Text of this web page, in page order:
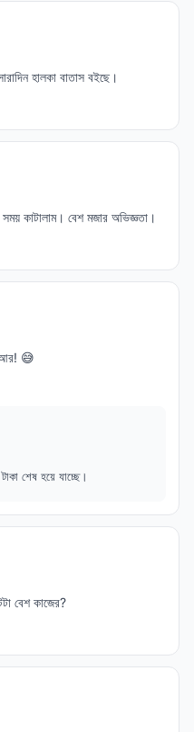
হালকা বাতাস বইছে।
কাটালাম। বেশ মজার অভিজ্ঞতা।
আর! 😅
শেষ হয়ে যাচ্ছে।
বেশ কাজের?